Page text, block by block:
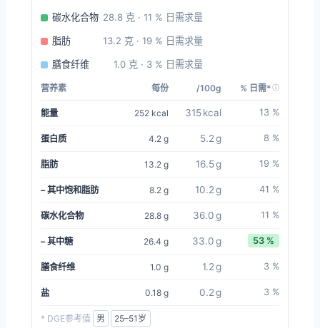
碳水化合物 28.8 克 · 11 % 日需求量
脂肪 13.2 克 · 19 % 日需求量
膳食纤维 1.0 克 · 3 % 日需求量
营养素 每份 /100g % 日需*
能量 252 kcal 315 kcal 13 %
蛋白质 4.2 g 5.2 g 8 %
脂肪 13.2 g 16.5 g 19 %
– 其中饱和脂肪 8.2 g 10.2 g 41 %
碳水化合物 28.8 g 36.0 g 11 %
– 其中糖 26.4 g 33.0 g 53 %
膳食纤维 1.0 g 1.2 g 3 %
盐 0.18 g 0.2 g 3 %
* DGE参考值